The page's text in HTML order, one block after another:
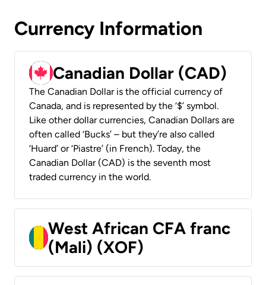
Currency Information
Canadian Dollar (CAD)
The Canadian Dollar is the official currency of
Canada, and is represented by the ‘$’ symbol.
Like other dollar currencies, Canadian Dollars are
often called ‘Bucks’ – but they’re also called
‘Huard’ or ‘Piastre’ (in French). Today, the
Canadian Dollar (CAD) is the seventh most
traded currency in the world.
West African CFA franc
(Mali) (XOF)